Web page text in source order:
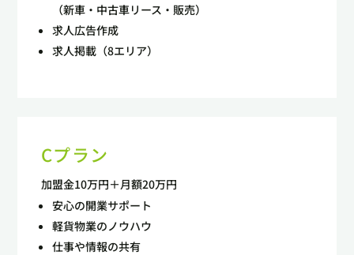
（新車・中古車リース・販売）
求人広告作成
求人掲載（8エリア）
Cプラン
加盟金10万円＋月額20万円
安心の開業サポート
軽貨物業のノウハウ
仕事や情報の共有